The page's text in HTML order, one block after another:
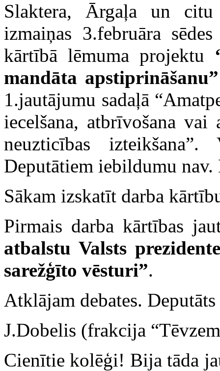
Slaktera, Ārgaļa un
izmaiņas 3.februāra
kārtībā lēmuma projektu
mandāta apstiprināšanu”
1.jautājumu sadaļā
iecelšana, atbrīvošana
neuzticības
Deputātiem iebildumu
Sākam izskatīt darba
Pirmais darba kārtības
atbalstu Valsts
sarežģīto vēsturi”.
Atklājam debates.
J.Dobelis (frakcija
Cienītie kolēģi! Bija tāda